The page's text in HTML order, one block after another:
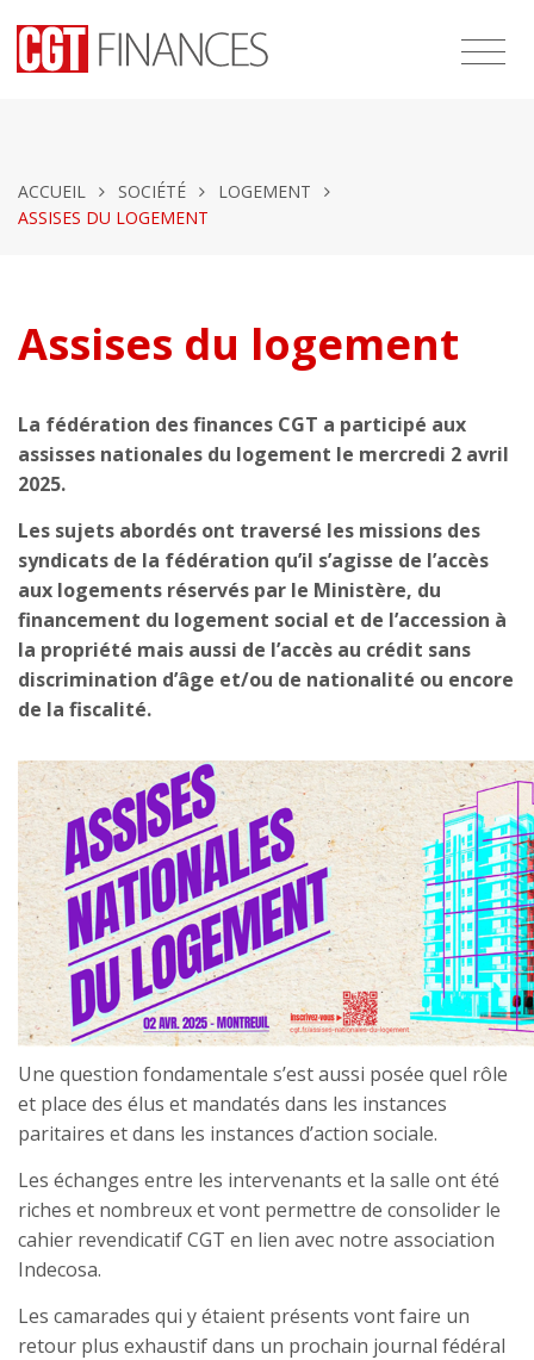
ACCUEIL SOCIÉTÉ
LOGEMENT
ASSISES DU LOGEMENT
Assises du logement
La fédération des finances CGT a participé aux
assisses nationales du logement le mercredi 2 avril
2025.
Les sujets abordés ont traversé les missions des
syndicats de la fédération qu’il s’agisse de l’accès
aux logements réservés par le Ministère, du
financement du logement social et de l’accession à
la propriété mais aussi de l’accès au crédit sans
discrimination d’âge et/ou de nationalité ou encore
de la fiscalité.
Une question fondamentale s’est aussi posée quel rôle
et place des élus et mandatés dans les instances
paritaires et dans les instances d’action sociale.
Les échanges entre les intervenants et la salle ont été
riches et nombreux et vont permettre de consolider le
cahier revendicatif CGT en lien avec notre association
Indecosa.
Les camarades qui y étaient présents vont faire un
retour plus exhaustif dans un prochain journal fédéral